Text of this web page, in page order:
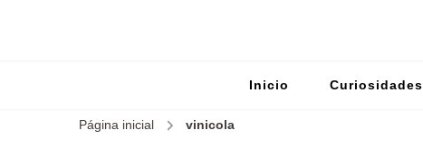
Inicio Curiosidades
Página inicial vinicola